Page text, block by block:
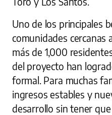
Uno de los principales
comunidades cercanas
más de 1,000
del proyecto han
formal. Para muchas
ingresos estables y
desarrollo sin tener